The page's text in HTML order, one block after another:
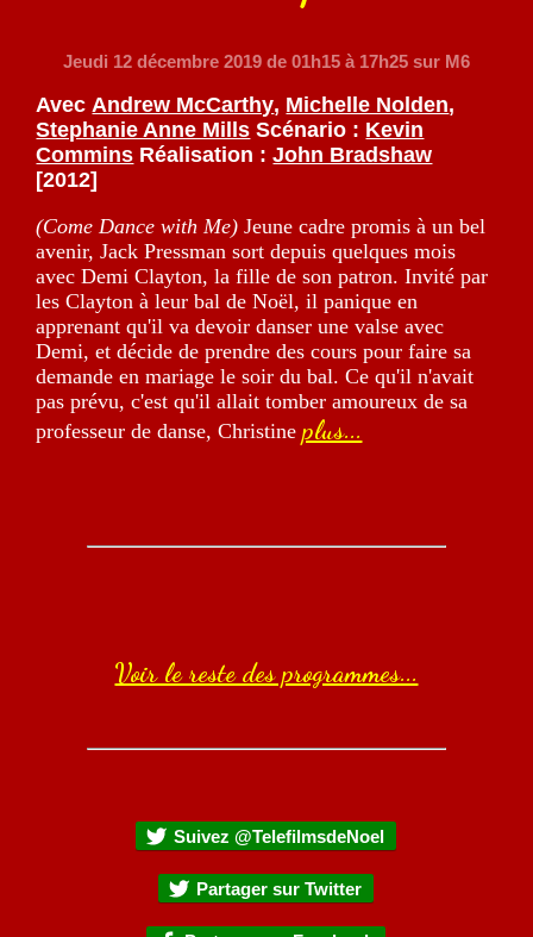
Jeudi 12 décembre 2019de 01h15 à 17h25 sur M6
AvecAndrew McCarthy, Michelle Nolden,
Stephanie Anne Mills Scénario : Kevin
Commins Réalisation :John Bradshaw
[2012]
(Come Dance with Me) Jeune cadre promis à un bel
avenir, Jack Pressman sort depuis quelques mois
avec Demi Clayton, la fille de son patron. Invité par
les Clayton à leur bal de Noël, il panique en
apprenant qu'il va devoir danser une valse avec
Demi, et décide de prendre des cours pour faire sa
demande en mariage le soir du bal. Ce qu'il n'avait
pas prévu, c'est qu'il allait tomber amoureux de sa
professeur de danse, Christineplus...
Voir le reste des programmes...
Suivez @TelefilmsdeNoel
Partager sur Twitter